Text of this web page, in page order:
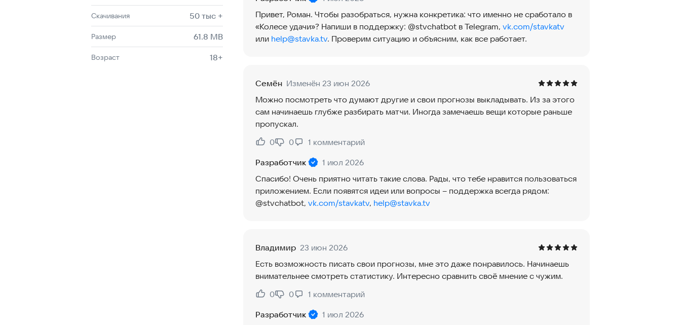
Скачивания 50 тыс +
Размер 61.8 MB
Возраст 18+
Привет, Роман. Чтобы разобраться, нужна конкретика: что именно не сработало в
«Колесе удачи»? Напиши в поддержку: @stvchatbot в Telegram, vk.com/stavkatv
или help@stavka.tv. Проверим ситуацию и объясним, как все работает.
Семён Изменён 23 июн 2026
Можно посмотреть что думают другие и свои прогнозы выкладывать. Из за этого
сам начинаешь глубже разбирать матчи. Иногда замечаешь вещи которые раньше
пропускал.
Нравится:
0
Не нравится:
0 1 комментарий
Разработчик
1 июл 2026
Спасибо! Очень приятно читать такие слова. Рады, что тебе нравится пользоваться
приложением. Если появятся идеи или вопросы – поддержка всегда рядом:
@stvchatbot, vk.com/stavkatv, help@stavka.tv
Владимир 23 июн 2026
Есть возможность писать свои прогнозы, мне это даже понравилось. Начинаешь
внимательнее смотреть статистику. Интересно сравнить своё мнение с чужим.
Нравится:
0
Не нравится:
0 1 комментарий
Разработчик
1 июл 2026